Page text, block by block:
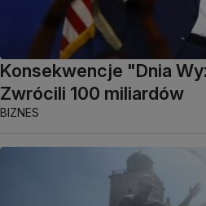
Konsekwencje "Dnia
Zwrócili 100 miliardów
BIZNES